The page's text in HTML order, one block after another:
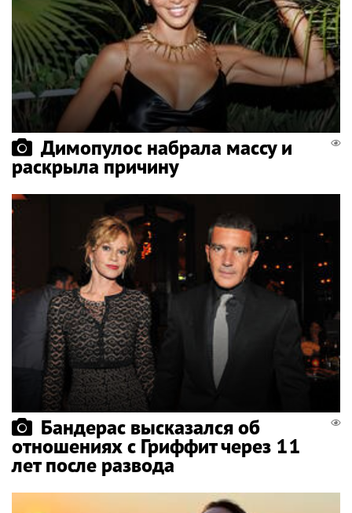
Димопулос набрала массу и
раскрыла причину
Бандерас высказался об
отношениях с Гриффит через 11
лет после развода